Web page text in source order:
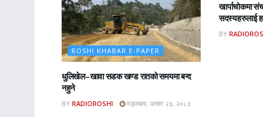
ROSHI KHABAR E-PAPER
धुलिखेल–खावा सडक खण्ड रातको समयमा बन्द
नहुने
BY RADIOROSHI मङ्लबार, असार २३, २०८३
खार्पाचोकमा
सदस्यहरुलाई
BY